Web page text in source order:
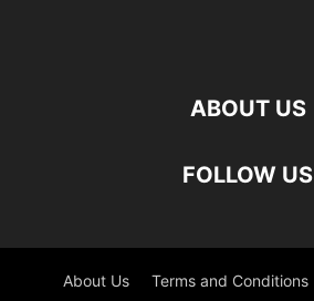
ABOUT US
FOLLOW US
About Us Terms and Conditions